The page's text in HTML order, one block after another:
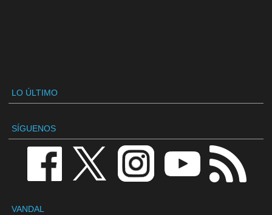
LO ÚLTIMO
SÍGUENOS
VANDAL